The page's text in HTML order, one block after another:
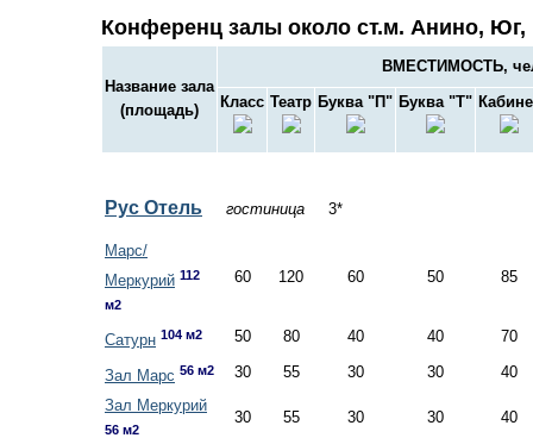
Конференц залы около ст.м. Анино, Юг,
Название зала
(площадь)
ВМЕСТИМОСТЬ,
Класс Театр Буква "П" Буква "Т"
Рус Отель гостиница 3*
Марс/
Меркурий 112
м2
60 120 60 50 85
Сатурн 104 м2 50 80 40 40 70
Зал Марс 56 м2 30 55 30 30
40
Зал Меркурий
56 м2
30 55 30 30 40